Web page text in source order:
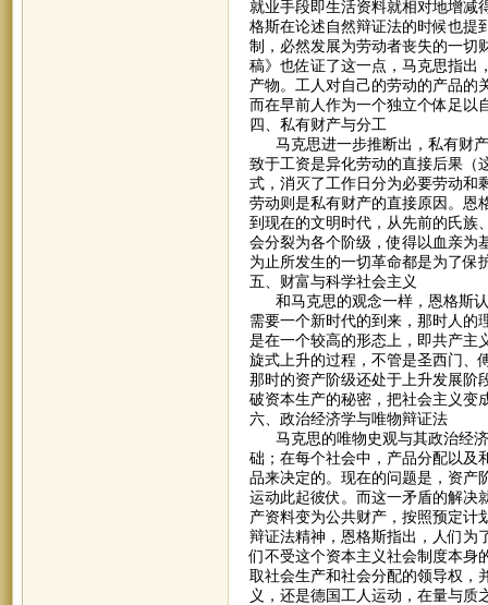
就业手段即生活资料就相对地增减
格斯在论述自然辩证法的时候也
制，必然发展为劳动者丧失的一切
稿》也佐证了这一点，马克思指出
产物。工人对自己的劳动的产品的
而在早前人作为一个独立个体足以
四、私有财产与分工
马克思进一步推断出，私有财产
致于工资是异化劳动的直接后果（
式，消灭了工作日分为必要劳动和
劳动则是私有财产的直接原因。恩
到现在的文明时代，从先前的氏族
会分裂为各个阶级，使得以血亲为
为止所发生的一切革命都是为了保
五、财富与科学社会主义
和马克思的观念一样，恩格斯认
需要一个新时代的到来，那时人的
是在一个较高的形态上，即共产主
旋式上升的过程，不管是圣西门、
那时的资产阶级还处于上升发展阶
破资本生产的秘密，把社会主义变
六、政治经济学与唯物辩证法
马克思的唯物史观与其政治经济
础；在每个社会中，产品分配以及
品来决定的。现在的问题是，资产
运动此起彼伏。而这一矛盾的解决
产资料变为公共财产，按照预定计
辩证法精神，恩格斯指出，人们为
们不受这个资本主义社会制度本身
取社会生产和社会分配的领导权，
义，还是德国工人运动，在量与质